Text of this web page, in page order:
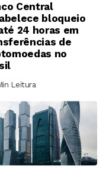
Central
bloqueio
24 horas em
de
no
Leitura